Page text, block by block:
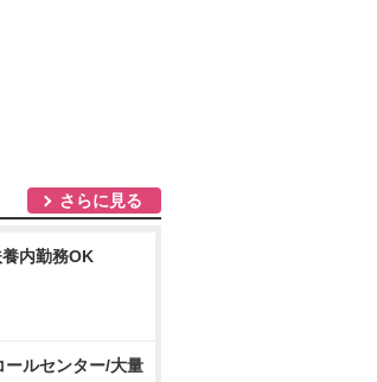
さらに見る
内勤務OK
ールセンター/大量